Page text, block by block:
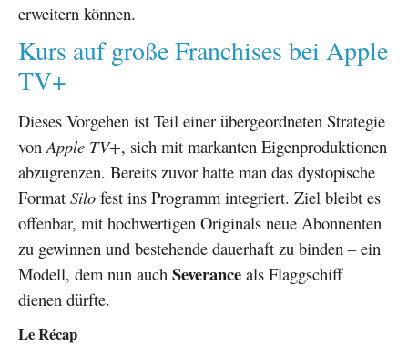
erweitern können.
Kurs auf große Franchises bei Apple
TV+
Dieses Vorgehen ist Teil einer übergeordneten Strategie
von Apple TV+, sich mit markanten Eigenproduktionen
abzugrenzen. Bereits zuvor hatte man das dystopische
Format Silo fest ins Programm integriert. Ziel bleibt es
offenbar, mit hochwertigen Originals neue Abonnenten
zu gewinnen und bestehende dauerhaft zu binden – ein
Modell, dem nun auch Severance als Flaggschiff
dienen dürfte.
Le Récap